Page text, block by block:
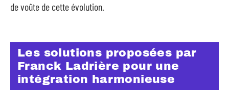
de voûte de cette évolution.
Les solutions proposées par
Franck Ladrière pour une
intégration harmonieuse